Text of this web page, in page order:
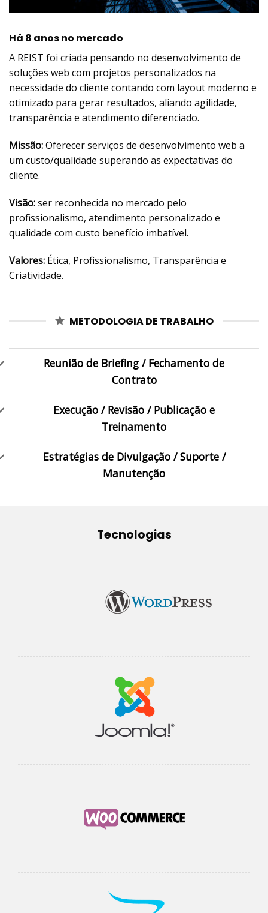
Há 8 anos no mercado
A REIST foi criada pensando no desenvolvimento de
soluções web com projetos personalizados na
necessidade do cliente contando com layout moderno e
otimizado para gerar resultados, aliando agilidade,
transparência e atendimento diferenciado.
Missão:Oferecer serviços de desenvolvimento web a
um custo/qualidade superando as expectativas do
cliente.
Visão:ser reconhecida no mercado pelo
profissionalismo, atendimento personalizado e
qualidade com custo benefício imbatível.
Valores: Ética, Profissionalismo, Transparência e
Criatividade.
METODOLOGIA DE TRABALHO
Reunião de Briefing / Fechamento de
Contrato
Execução / Revisão / Publicação e
Treinamento
Estratégias de Divulgação / Suporte /
Manutenção
Tecnologias